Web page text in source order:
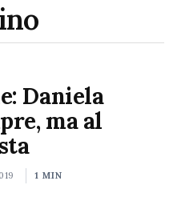
Daniela
ma al
1 MIN